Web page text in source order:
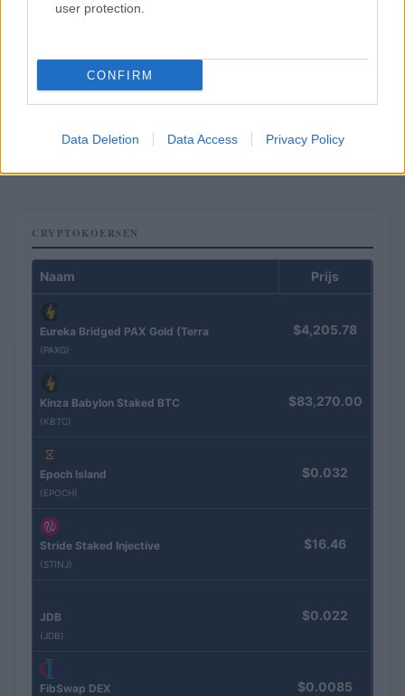
user protection.
CONFIRM
Data Deletion Data Access Privacy Policy
grondstoffen
CRYPTOKOERSEN
Naam Prijs
Eureka Bridged PAX Gold (Terra
(PAXG)
$4,205.78
Kinza Babylon Staked BTC
(KBTC)
$83,270.00
Epoch Island
(EPOCH)
$0.032
Stride Staked Injective
(STINJ)
$16.46
JDB
(JDB)
$0.022
FibSwap DEX $0.0085